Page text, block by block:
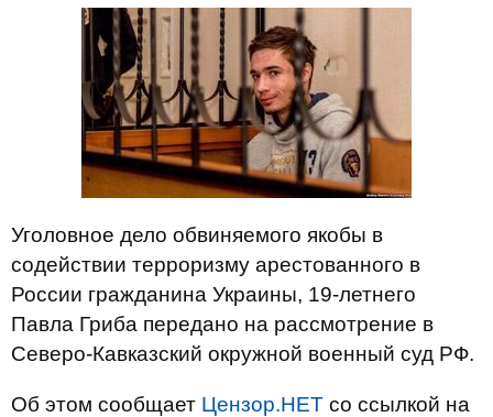
Уголовное дело обвиняемого якобы в
содействии терроризму арестованного в
России гражданина Украины, 19-летнего
Павла Гриба передано на рассмотрение в
Северо-Кавказский окружной военный суд РФ.
Об этом сообщает Цензор.НЕТ со ссылкой на